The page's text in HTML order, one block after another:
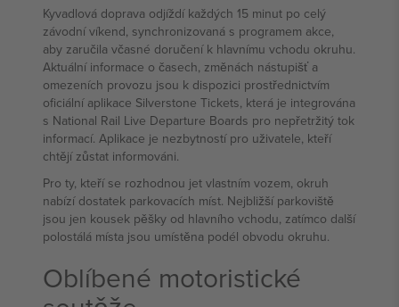
Kyvadlová doprava odjíždí každých 15 minut po celý
závodní víkend, synchronizovaná s programem akce,
aby zaručila včasné doručení k hlavnímu vchodu okruhu.
Aktuální informace o časech, změnách nástupišť a
omezeních provozu jsou k dispozici prostřednictvím
oficiální aplikace Silverstone Tickets, která je integrována
s National Rail Live Departure Boards pro nepřetržitý tok
informací. Aplikace je nezbytností pro uživatele, kteří
chtějí zůstat informováni.
Pro ty, kteří se rozhodnou jet vlastním vozem, okruh
nabízí dostatek parkovacích míst. Nejbližší parkoviště
jsou jen kousek pěšky od hlavního vchodu, zatímco další
polostálá místa jsou umístěna podél obvodu okruhu.
Oblíbené motoristické